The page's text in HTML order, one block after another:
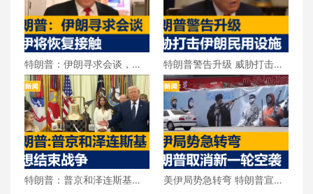
特朗普：伊朗寻求会谈，美
伊将恢复接触
特朗普警告升级 威胁打击伊
朗民用设施
特朗普：普京和泽连斯基都
美伊局势急转弯 特朗普宣布